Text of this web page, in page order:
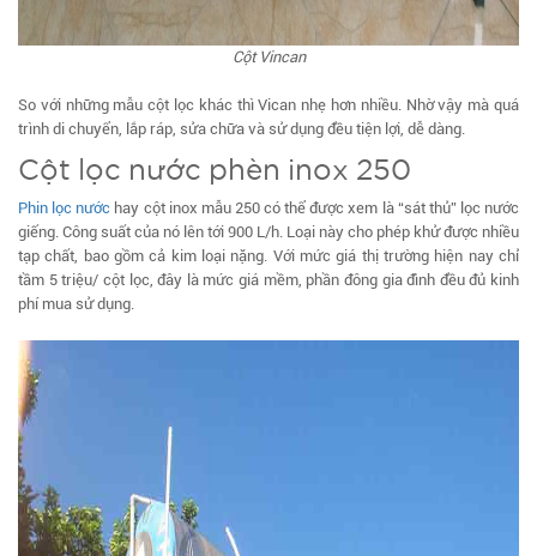
Cột Vincan
So với những mẫu cột lọc khác thì Vican nhẹ hơn nhiều. Nhờ vậy mà quá
trình di chuyển, lắp ráp, sửa chữa và sử dụng đều tiện lợi, dễ dàng.
Cột lọc nước phèn inox 250
Phin lọc nước hay cột inox mẫu 250 có thể được xem là “sát thủ” lọc nước
giếng. Công suất của nó lên tới 900 L/h. Loại này cho phép khử được nhiều
tạp chất, bao gồm cả kim loại nặng. Với mức giá thị trường hiện nay chỉ
tầm 5 triệu/ cột lọc, đây là mức giá mềm, phần đông gia đình đều đủ kinh
phí mua sử dụng.